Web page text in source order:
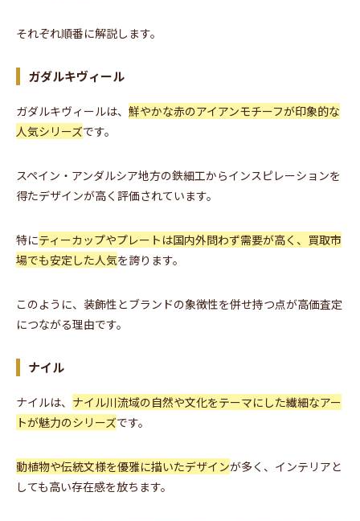
それぞれ順番に解説します。
ガダルキヴィール
ガダルキヴィールは、 鮮やかな赤のアイアンモチーフが印象的な
人気シリーズです。
スペイン・アンダルシア地方の鉄細工からインスピレーションを
得たデザインが高く評価されています。
特にティーカップやプレートは国内外問わず需要が高く、買取市
場でも安定した人気を誇ります。
このように、装飾性とブランドの象徴性を併せ持つ点が高価査定
につながる理由です。
ナイル
ナイルは、 ナイル川流域の自然や文化をテーマにした繊細なアー
トが魅力のシリーズです。
動植物や伝統文様を優雅に描いたデザインが多く、インテリアと
しても高い存在感を放ちます。